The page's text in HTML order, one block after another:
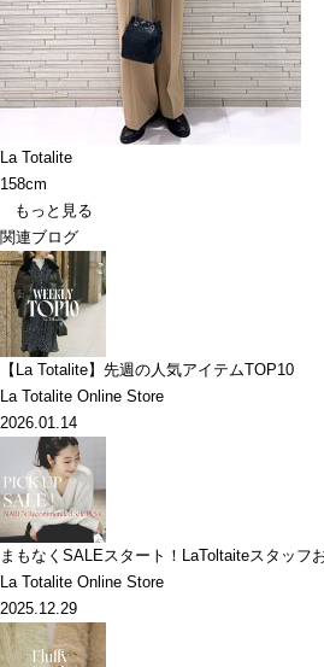
La Totalite
158cm
もっと見る
関連ブログ
【La Totalite】先週の人気アイテムTOP10
La Totalite Online Store
2026.01.14
まもなくSALEスタート！LaToltaiteスタッフ
La Totalite Online Store
2025.12.29